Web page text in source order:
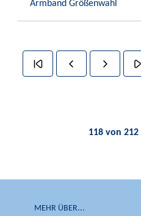
Armband Größenwahl
118 von 212
MEHR ÜBER...